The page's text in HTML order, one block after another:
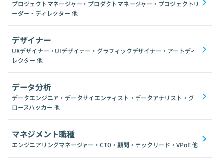
プロジェクトマネージャー・プロダクトマネージャー・プロジェクトリ
ーダー・ディレクター 他
デザイナー
UXデザイナー・UIデザイナー・グラフィックデザイナー・アートディ
レクター 他
データ分析
データエンジニア・データサイエンティスト・データアナリスト・グ
ロースハッカー 他
マネジメント職種
エンジニアリングマネージャー・CTO・顧問・テックリード・VPoE他